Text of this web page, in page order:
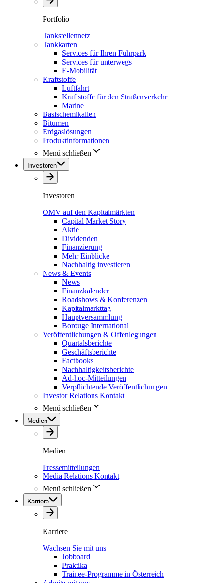
Portfolio
Tankstellennetz
Tankkarten
Services für Ihren Fuhrpark
Services für unterwegs
E-Mobilität
Kraftstoffe
Luftfahrt
Kraftstoffe für den Straßenverkehr
Marine
Basischemikalien
Bitumen
Erdgaslösungen
Produktinformationen
Menü schließen
Investoren
Investoren
OMV auf den Kapitalmärkten
Capital Market Story
Aktie
Dividenden
Finanzierung
Mehr Einblicke
Nachhaltig investieren
News & Events
News
Finanzkalender
Roadshows & Konferenzen
Kapitalmarkttag
Hauptversammlung
Borouge International
Veröffentlichungen & Offenlegungen
Quartalsberichte
Geschäftsberichte
Factbooks
Nachhaltigkeitsberichte
Ad-hoc-Mitteilungen
Verpflichtende Veröffentlichungen
Investor Relations Kontakt
Menü schließen
Medien
Medien
Pressemitteilungen
Media Relations Kontakt
Menü schließen
Karriere
Karriere
Wachsen Sie mit uns
Jobboard
Praktika
Trainee-Programme in Österreich